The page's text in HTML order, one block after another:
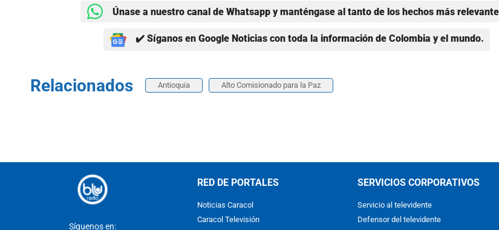
Únase a nuestro canal de Whatsapp y manténgase al tanto de los hechos más
✔️ Síganos en Google Noticias con toda la información de Colombia y el mundo.
Relacionados Antioquia Alto Comisionado para la Paz
Síguenos en:
RED DE PORTALES
Noticias Caracol
Caracol Televisión
SERVICIOS CORPORATIVOS
Servicio al televidente
Defensor del televidente